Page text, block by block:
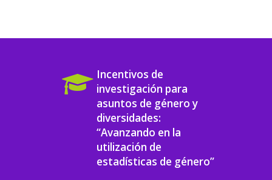
Incentivos de
investigación para
asuntos de género y
diversidades:
“Avanzando en la
utilización de
estadísticas de género”